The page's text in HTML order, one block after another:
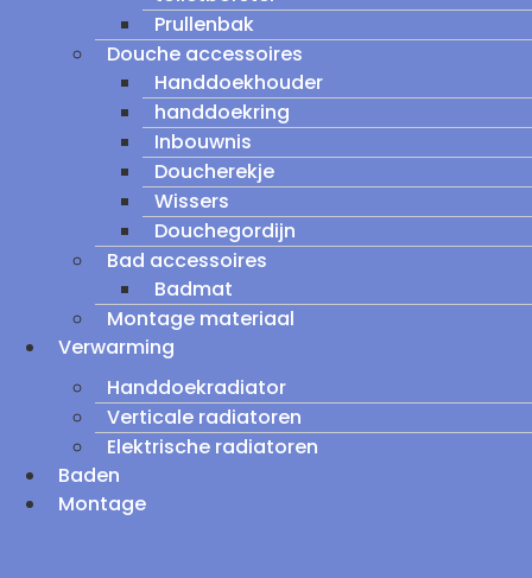
Prullenbak
Douche accessoires
Handdoekhouder
handdoekring
Inbouwnis
Doucherekje
Wissers
Douchegordijn
Bad accessoires
Badmat
Montage materiaal
Verwarming
Handdoekradiator
Verticale radiatoren
Elektrische radiatoren
Baden
Montage